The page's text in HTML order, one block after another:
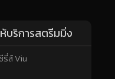
บริการสตรีมมิ่ง
ซีรี่ส์ Viu